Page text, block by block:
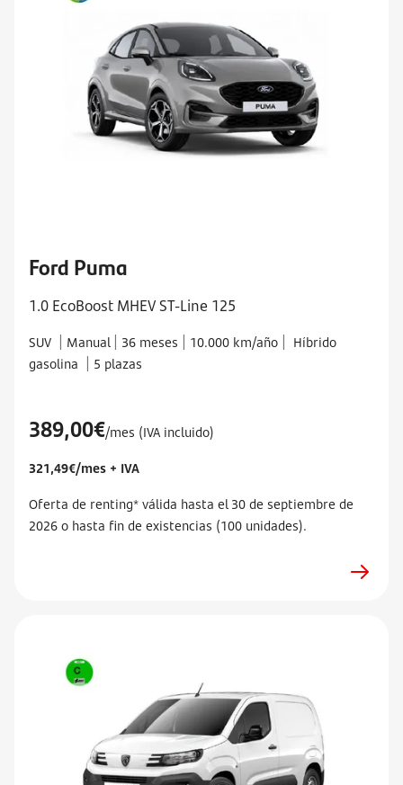
Ford Puma
1.0 EcoBoost MHEV ST-Line 125
SUV Manual 36 meses 10.000 km/año
Híbrido
gasolina
5 plazas
389,00€/mes (IVA incluido)
321,49€/mes + IVA
Oferta de renting* válida hasta el 30 de septiembre de
2026 o hasta fin de existencias (100 unidades).